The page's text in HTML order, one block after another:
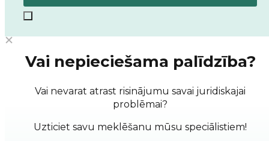
Vai nepieciešama palīdzība?
Vai nevarat atrast risinājumu savai juridiskajai
problēmai?
Uzticiet savu meklēšanu mūsu speciālistiem!